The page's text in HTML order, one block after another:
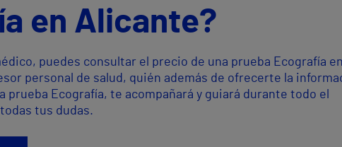
en Alicante?
puedes consultar el precio de una prueba Ecografía
personal de salud, quién además de ofrecerte la
prueba Ecografía, te acompañará y guiará durante todo el
tus dudas.